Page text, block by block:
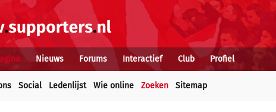
Nieuws Forums Interactief Club Profiel
Social Ledenlijst Wie online Zoeken Sitemap